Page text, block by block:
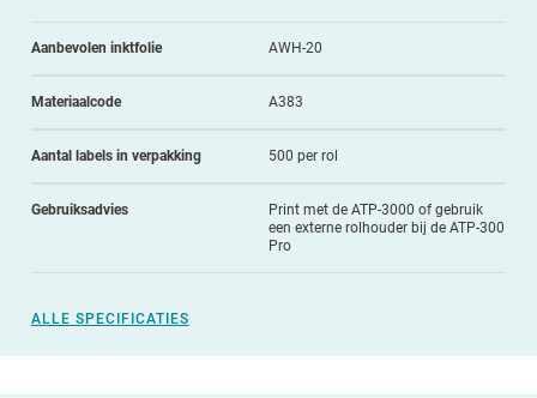
Aanbevolen inktfolie AWH-20
Materiaalcode A383
Aantal labels in verpakking 500 per rol
Gebruiksadvies
Print met de ATP-3000 of gebruik
een externe rolhouder bij de ATP-300
Pro
ALLE SPECIFICATIES